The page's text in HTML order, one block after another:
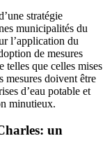
stratégie
municipalités du
l’application du
de mesures
telles que celles mises
mesures doivent être
d’eau potable et
minutieux.
un